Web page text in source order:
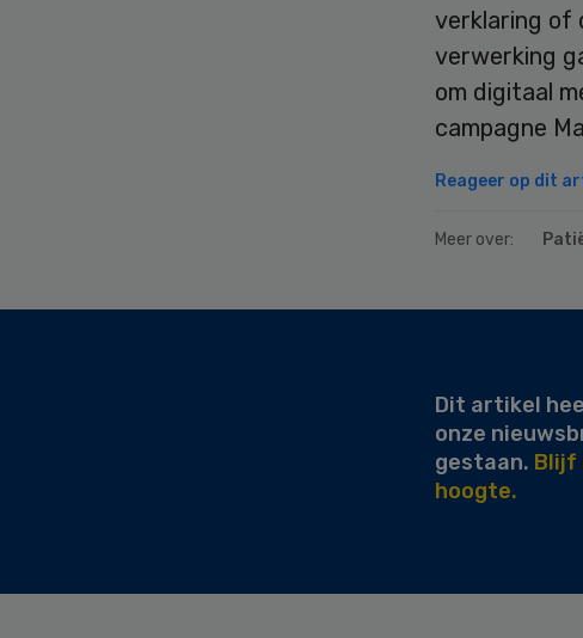
verklaring of
verwerking
om digitaal
campagne
Reageer op dit
Meer over:
Dit artikel
onze
gestaan. Blijf
hoogte.